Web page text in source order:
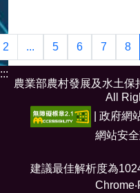
2 ... 5 6 7 8
:::
農業部農村發展及水土
All
政府網
網站安
建議最佳解析度為